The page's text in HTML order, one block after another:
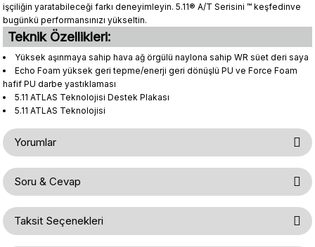
işçiliğin yaratabileceği farkı deneyimleyin. 5.11® A/T Serisini ™ keşfedinve
bugünkü performansınızı yükseltin.
Teknik Özellikleri:
Yüksek aşınmaya sahip hava ağ örgülü naylona sahip WR süet deri saya
Echo Foam yüksek geri tepme/enerji geri dönüşlü PU ve Force Foam
hafif PU darbe yastıklaması
5.11 ATLAS Teknolojisi Destek Plakası
5.11 ATLAS Teknolojisi
Yorumlar
Bu ürüne ilk yorumu siz yapın!
Yorum Yaz
Soru & Cevap
Ürün hakkında henüz soru sorulmamış.
Taksit Seçenekleri